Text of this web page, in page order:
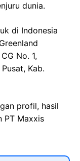
dunia.
di Indonesia
No. 1,
Kab.
profil, hasil
PT Maxxis